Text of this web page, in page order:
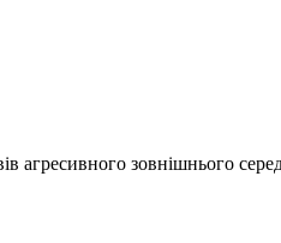
агресивного зовнішнього